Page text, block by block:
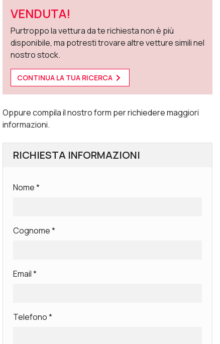
VENDUTA!
Purtroppo la vettura da te richiesta non è più
disponibile, ma potresti trovare altre vetture simili nel
nostro stock.
CONTINUA LA TUA RICERCA
Oppure compila il nostro form per richiedere maggiori
informazioni.
RICHIESTA INFORMAZIONI
Nome*
Cognome*
Email*
Telefono*